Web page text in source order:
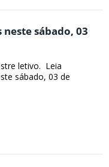
sábado, 03
letivo. Leia
sábado, 03 de